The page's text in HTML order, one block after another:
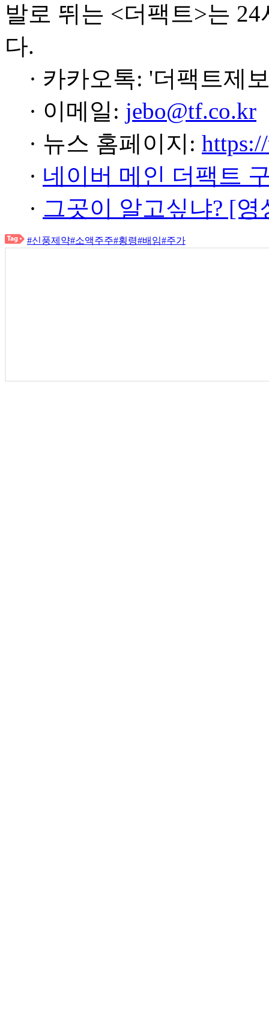
발로 뛰는 <더팩트>는
다.
· 카카오톡: '더팩트제
· 이메일: jebo@tf.co.kr
· 뉴스 홈페이지:
· 네이버 메인 더팩트
· 그곳이 알고싶냐? [
#신풍제약#소액주주#횡령#배임#주가